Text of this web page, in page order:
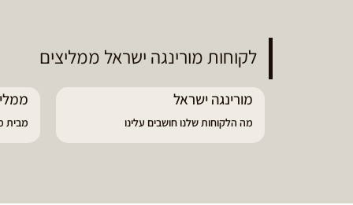
לקוחות מורינגה ישראל ממליצים
ממליץ על מוצרי מורינגה איכותיים
מבית מורינגה ישראל - כפר חיים